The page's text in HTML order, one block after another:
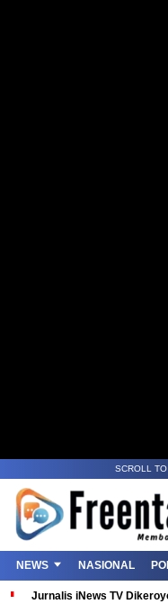
SCROLL
NEWS NASIONAL
Jurnalis iNews TV